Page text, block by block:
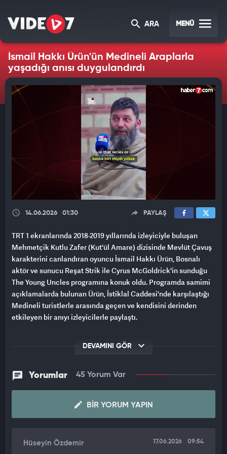
ARA MENÜ
İsmail Hakkı Ürün'ün Medineli Araplarla
yaşadığı anısı duygulandırdı
14.06.2026 01:30 PAYLAŞ
TRT 1 ekranlarında 2018-2019 yıllarında izleyiciyle buluşan
Mehmetçik Kutlu Zafer (Kut'ül Amare) dizisinde Mevlüt Çavuş
karakterini canlandıran oyuncu İsmail Hakkı Ürün, Bosnalı
aktör ve sunucu Reşat Strik ile Cyrus McGoldrick'in sunduğu
The Young Uncles programına konuk oldu. Programda samimi
açıklamalarda bulunan Ürün, İstiklal Caddesi'nde karşılaştığı
Medineli turistlerle arasında geçen ve kendisini derinden
etkileyen bir anıyı izleyicilerle paylaştı.
unutulmadığını anlatan İsmail Hakkı Ürün, İstiklal Caddesi'nde
belirterek, "Beni İstiklal Caddesi'nde durdurdular. 'Sen Mevlüt
"KENDİ SESİMLE KUR'AN OKUDUM"
Turistlerin kendisine dizideki bir sahneyle ilgili özel bir soru
DEVAMINI GÖR
Yorumlar 45 Yorum Var
BIR YORUM YAPIN
Hüseyin Özdemir 17.06.2026 09:54